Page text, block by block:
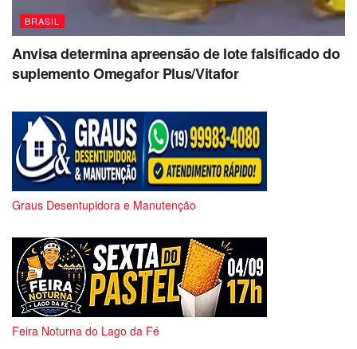
BRASIL
Anvisa determina apreensão de lote falsificado do
suplemento Omegafor Plus/Vitafor
Graus Desentupidora e Manutenção
Feira Noturna do Lago da Fé